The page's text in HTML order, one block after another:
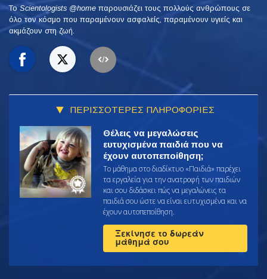
To Scientologists @home παρουσιάζει τους πολλούς ανθρώπους σε
όλο τον κόσμο που παραμένουν ασφαλείς, παραμένουν υγιείς και
ακμάζουν στη ζωή.
ΠΕΡΙΣΣΟΤΕΡΕΣ ΠΛΗΡΟΦΟΡΙΕΣ
Θέλεις να μεγαλώσεις
ευτυχισμένα παιδιά που να
έχουν αυτοπεποίθηση;
Το μάθημα στο διαδίκτυο «Παιδιά» παρέχει
τα εργαλεία για την ανατροφή των παιδιών
και σου διδάσκει πώς να μεγαλώνεις τα
παιδιά σου ώστε να είναι ευτυχισμένα και να
έχουν αυτοπεποίθηση.
Ξεκίνησε το δωρεάν
μάθημά σου